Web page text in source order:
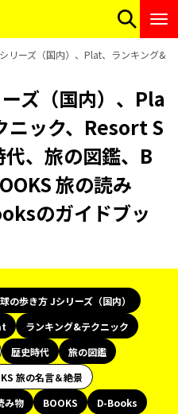
リーズ（国内）、Plat、ランキング&
ズ（国内）、Pla
ニック、Resort S
、旅の図鑑、B
旅の読み
のガイドブッ
の歩き方 Jシリーズ（国内）
ランキング&テクニック
歴史時代
旅の図鑑
旅の名言＆絶景
み物 BOOKS
D-Books